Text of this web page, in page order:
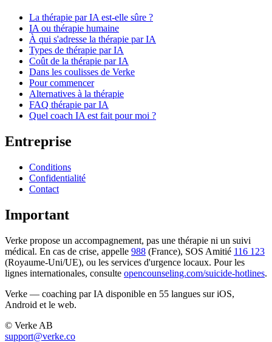
La thérapie par IA est-elle sûre ?
IA ou thérapie humaine
À qui s'adresse la thérapie par IA
Types de thérapie par IA
Coût de la thérapie par IA
Dans les coulisses de Verke
Pour commencer
Alternatives à la thérapie
FAQ thérapie par IA
Quel coach IA est fait pour moi ?
Entreprise
Conditions
Confidentialité
Contact
Important
Verke propose un accompagnement, pas une thérapie ni un suivi
médical. En cas de crise, appelle 988 (France), SOS Amitié 116 123
(Royaume-Uni/UE), ou les services d'urgence locaux. Pour les
lignes internationales, consulte opencounseling.com/suicide-hotlines.
Verke — coaching par IA disponible en 55 langues sur iOS,
Android et le web.
© Verke AB
support@verke.co